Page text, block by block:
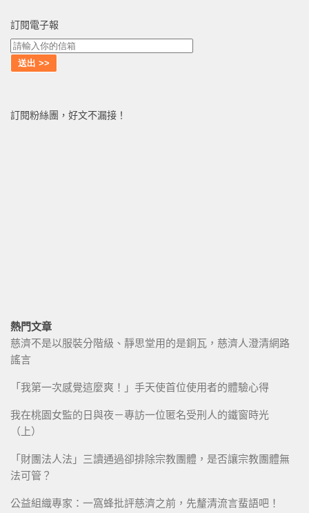
訂閱電子報
訂閱粉絲團，好文不漏接！
熱門文章
慈濟不是以服裝分階級、靜思堂用的是銅瓦，慈濟人澄清網路
謠言
「我第一次感覺這麼爽！」手天使首位使用者的體驗心得
我在桃園女監的日與夜－專訪一位匿名受刑人的鐵窗時光
（上）
「財團法人法」三讀通過卻排除宗教團體，是否讓宗教團體無
法可管？
公益組織專家：一窩蜂批評慈濟之前，先釐清流言蜚語吧！